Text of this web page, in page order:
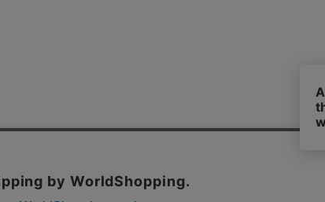
よくあるご質問
プ